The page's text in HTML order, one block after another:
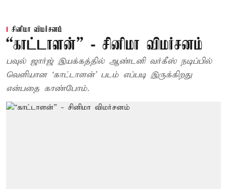
சினிமா விமர்சனம்
“காட்டாளன்” - சினிமா விமர்சனம்
பவுல் ஜார்ஜ் இயக்கத்தில் ஆண்டனி வர்கீஸ் நடிப்பில்
வெளியான ‘காட்டாளன்’ படம் எப்படி இருக்கிறது
என்பதை காண்போம்.